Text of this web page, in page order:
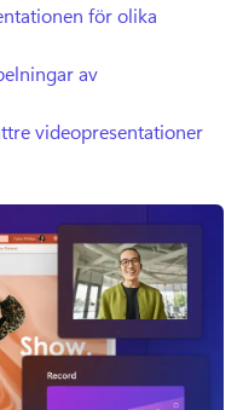
för olika
av
videopresentationer